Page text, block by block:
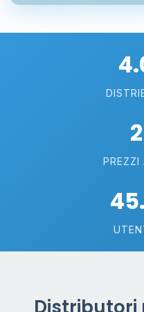
PREZZI